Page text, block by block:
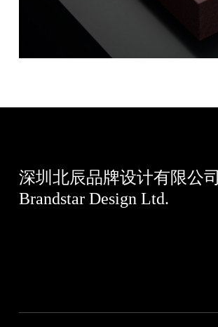
深圳北辰品牌设计有限公司
Brandstar Design Ltd.